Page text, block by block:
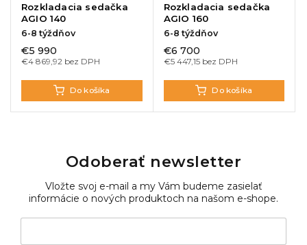
Rozkladacia sedačka
AGIO 140
6-8 týždňov
€4 869,92 bez DPH
€5 990
Do košíka
Rozkladacia sedačka
AGIO 160
6-8 týždňov
€5 447,15 bez DPH
€6 700
Do košíka
Odoberať newsletter
Vložte svoj e-mail a my Vám budeme zasielať
informácie o nových produktoch na našom e-shope.